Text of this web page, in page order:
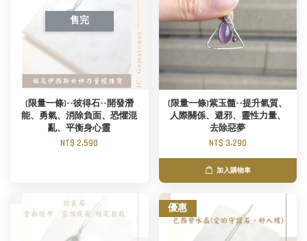
售完
(限量一條)--彼得石--開發潛
能、勇氣、消除負面、恐懼混
亂、平衡身心靈
NT$ 2,590
(限量一條)紫玉髓--提升氣質、
人際關係、避邪、靈性力量、
去除惡夢
NT$ 3,290
加入購物車
優惠